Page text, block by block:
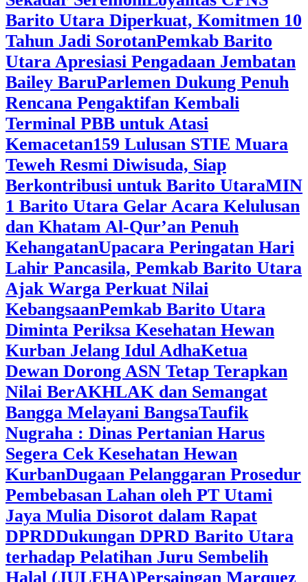
Barito Utara Diperkuat, Komitmen 10
Tahun Jadi SorotanPemkab Barito
Utara Apresiasi Pengadaan Jembatan
Bailey BaruParlemen Dukung Penuh
Rencana Pengaktifan Kembali
Terminal PBB untuk Atasi
Kemacetan159 Lulusan STIE Muara
Teweh Resmi Diwisuda, Siap
Berkontribusi untuk Barito UtaraMIN
1 Barito Utara Gelar Acara Kelulusan
dan Khatam Al-Qur’an Penuh
KehangatanUpacara Peringatan Hari
Lahir Pancasila, Pemkab Barito Utara
Ajak Warga Perkuat Nilai
KebangsaanPemkab Barito Utara
Diminta Periksa Kesehatan Hewan
Kurban Jelang Idul AdhaKetua
Dewan Dorong ASN Tetap Terapkan
Nilai BerAKHLAK dan Semangat
Bangga Melayani BangsaTaufik
Nugraha : Dinas Pertanian Harus
Segera Cek Kesehatan Hewan
KurbanDugaan Pelanggaran Prosedur
Pembebasan Lahan oleh PT Utami
Jaya Mulia Disorot dalam Rapat
DPRDDukungan DPRD Barito Utara
terhadap Pelatihan Juru Sembelih
Halal (JULEHA)Persaingan Marquez